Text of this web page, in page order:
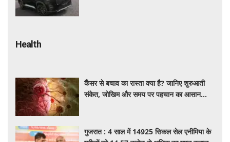
Health
कैंसर से बचाव का रास्ता क्या है? जानिए शुरुआती
संकेत, जोखिम और समय पर पहचान का आसान
गुजरात : 4 साल में 14925 सिकल सेल एनीमिया के